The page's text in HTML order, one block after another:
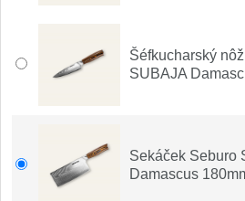
Nože Tojiro
Nože Tojiro Zen
Nože Samura
Šéfkucharský
SUBAJA
Sekáček Seburo
Damascus